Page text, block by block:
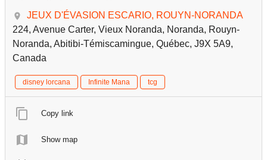
JEUX D'ÉVASION ESCARIO, ROUYN-NORANDA
224, Avenue Carter, Vieux Noranda, Noranda, Rouyn-
Noranda, Abitibi-Témiscamingue, Québec, J9X 5A9,
Canada
disney lorcana Infinite Mana tcg
Copy link
Show map